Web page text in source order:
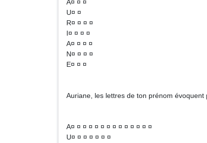
A¤ ¤ ¤
U¤ ¤
R¤ ¤ ¤ ¤
I¤ ¤ ¤ ¤
A¤ ¤ ¤ ¤
N¤ ¤ ¤ ¤
E¤ ¤ ¤
Auriane, les lettres de ton prénom
A¤ ¤ ¤ ¤ ¤ ¤ ¤ ¤ ¤ ¤ ¤ ¤ ¤ ¤
U¤ ¤ ¤ ¤ ¤ ¤ ¤